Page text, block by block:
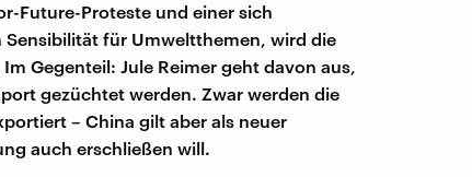
Future-Proteste und einer sich
für Umweltthemen, wird die
Gegenteil: Jule Reimer geht davon aus,
gezüchtet werden. Zwar werden die
– China gilt aber als neuer
auch erschließen will.